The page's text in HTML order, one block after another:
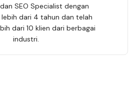
SEO Specialist dengan
dari 4 tahun dan telah
dari 10 klien dari berbagai
industri.